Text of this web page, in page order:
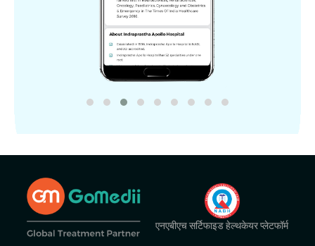
एनएबीएच सर्टिफाइड हेल्थकेयर प्लेटफॉर्म